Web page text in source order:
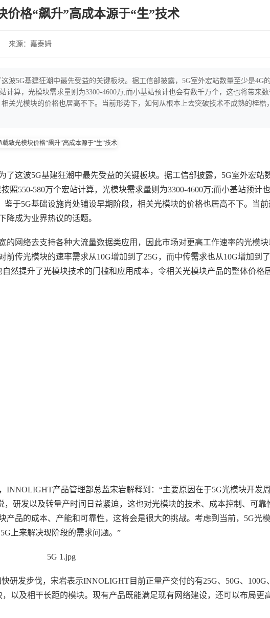
价格“飙升”高成本源于“生”技术
来源：嘉泰姆
波5G基建狂潮中最先受益的关键板块。据工信部披露，5G室外宏站数量至少是4G
计算，光模块需求量则为3300-4600万;而小基站预计也会有数千万个，这也将带来
关光模块的价格也居高不下。当前形势下，如何从根本上去突破技术不成熟的桎梏
了这波5G基建狂潮中最先受益的关键板块。据工信部披露，5G室外宏站
照550-580万个宏站计算，光模块需求量则为3300-4600万;而小基站预计
于5G基础设施尚处铺设早期阶段，相关光模块的价格也居高不下。当
降成为业界热议的话题。
网络去支持各种大流量数据类应用，因此市场对更高工作速率的光模
传光模块的速率需求从10G增加到了25G，而中传需求也从10G增加到
然提升了光模块技术的门槛和应用成本，令相关光模块产品的整体价格
产品管理部总监宋岩解释到：“主要原因在于5G光模块开发
研发以及转量产时间日益紧迫，这也对光模块的技术、成本控制、可靠
产品的成本、产能和可靠性，这将会是很大的挑战。考虑到当前，5G光
上来解决现阶段的需求问题。”
发步伐，宋岩表示INNOLIGHT目前正量产交付的有25G、50G、100G
以及相干长距的模块。现有产品既能满足现有网络建设，还可以布局更